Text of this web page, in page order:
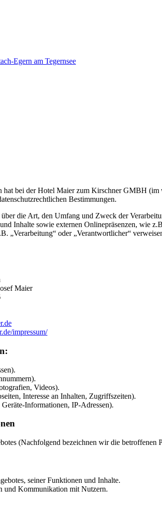
hat bei der Hotel Maier zum Kirschner GMBH
Bestimmungen.
die Art, den Umfang und Zweck der
Inhalte sowie externen Onlinepräsenzen, wie
„Verarbeitung“ oder „Verantwortlicher“
Maier
impressum/
Videos).
Interesse an Inhalten, Zugriffszeiten).
Informationen, IP-Adressen).
(Nachfolgend bezeichnen wir die betroffenen
seiner Funktionen und Inhalte.
und Kommunikation mit Nutzern.